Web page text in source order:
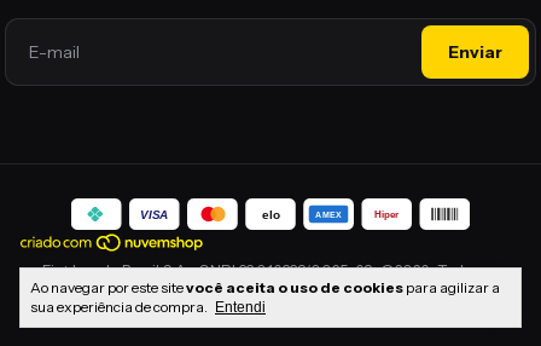
Ao navegar por este sitevocê aceita o uso de cookies para agilizar a
sua experiência de compra.
Entendi